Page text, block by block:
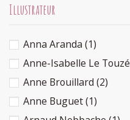
Illustrateur
Anna Aranda (1)
Anne-Isabelle Le Touzé
Anne Brouillard (2)
Anne Buguet(1)